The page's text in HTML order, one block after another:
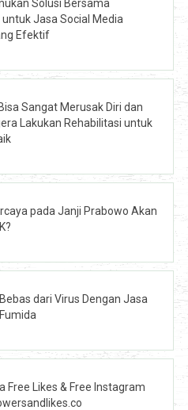
Solusi Bersama
Jasa Social Media
Efektif
Sangat Merusak Diri dan
Lakukan Rehabilitasi untuk
pada Janji Prabowo Akan
dari Virus Dengan Jasa
Free Likes & Free Instagram